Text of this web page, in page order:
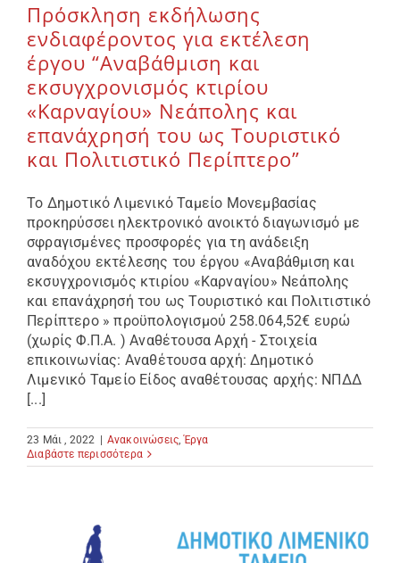
Πρόσκληση εκδήλωσης
ενδιαφέροντος για εκτέλεση
έργου “Αναβάθμιση και
εκσυγχρονισμός κτιρίου
«Καρναγίου» Νεάπολης και
επανάχρησή του ως Τουριστικό
και Πολιτιστικό Περίπτερο”
Το Δημοτικό Λιμενικό Ταμείο Μονεμβασίας
προκηρύσσει ηλεκτρονικό ανοικτό διαγωνισμό με
σφραγισμένες προσφορές για τη ανάδειξη
αναδόχου εκτέλεσης του έργου «Αναβάθμιση και
εκσυγχρονισμός κτιρίου «Καρναγίου» Νεάπολης
και επανάχρησή του ως Τουριστικό και Πολιτιστικό
Περίπτερο » προϋπολογισμού 258.064,52€ ευρώ
(χωρίς Φ.Π.Α. ) Αναθέτουσα Αρχή - Στοιχεία
επικοινωνίας: Αναθέτουσα αρχή: Δημοτικό
Λιμενικό Ταμείο Είδος αναθέτουσας αρχής: ΝΠΔΔ
[...]
23 Μάι , 2022 Ανακοινώσεις,Έργα
Διαβάστε περισσότερα